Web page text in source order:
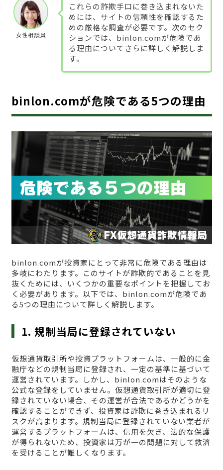
女性相談員
これらの詐欺手口に巻き込まれないた
めには、サイトの信頼性を確認するた
めの厳格な調査が必要です。次のセク
ションでは、binlon.comが危険であ
る理由についてさらに詳しく解説しま
す。
binlon.comが危険である5つの理由
binlon.comが投資家にとって非常に危険である理由は
多岐にわたります。このサイトが詐欺的であることを見
抜くためには、いくつかの重要なポイントを把握してお
く必要があります。以下では、binlon.comが危険であ
る5つの理由について詳しく解説します。
1. 規制当局に登録されていない
仮想通貨取引所や投資プラットフォームは、一般的に金
融庁などの規制当局に登録され、一定の基準に基づいて
運営されています。しかし、binlon.comはそのような
公式な登録をしていません。仮想通貨取引所が適切に登
録されていない場合、その運営が合法であるかどうかを
確認することができず、投資家は詐欺に巻き込まれるリ
スクが高まります。規制当局に登録されていない業者が
運営するプラットフォームは、信用を欠き、法的な保護
が得られないため、投資家は万が一の問題に対して救済
を受けることが難しくなります。